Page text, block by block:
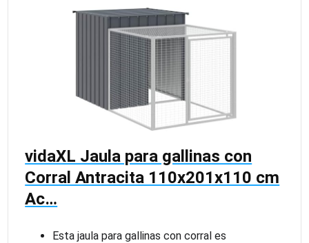
vidaXL Jaula para gallinas con
Corral Antracita 110x201x110 cm
Ac…
Esta jaula para gallinas con corral es